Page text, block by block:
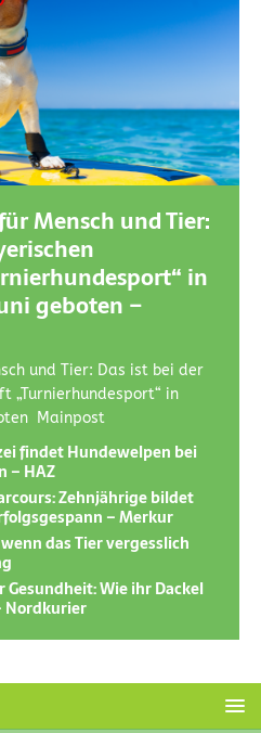
Mensch und Tier:
in
geboten –
und Tier: Das ist bei der
„Turnierhundesport“ in
Mainpost
findet Hundewelpen bei
– HAZ
Zehnjährige bildet
– Merkur
das Tier vergesslich
Wie ihr Dackel
Nordkurier